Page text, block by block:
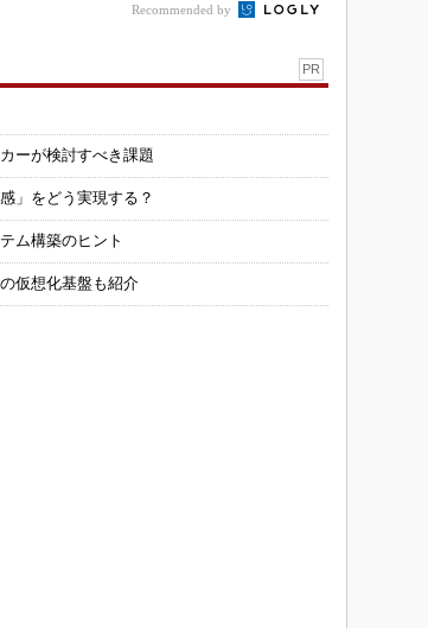
Recommended by
PR
ーが検討すべき課題
」をどう実現する？
ム構築のヒント
仮想化基盤も紹介